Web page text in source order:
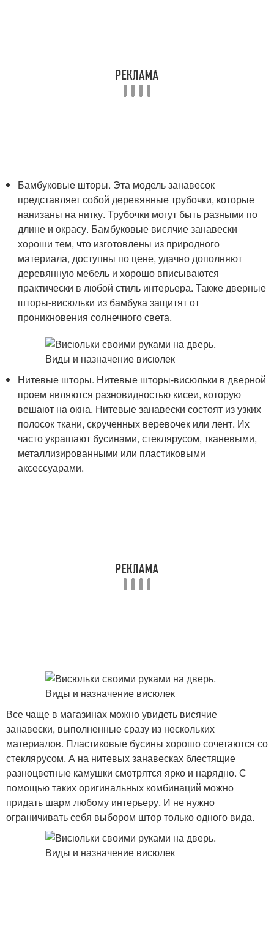
Бамбуковые шторы. Эта модель занавесок
представляет собой деревянные трубочки, которые
нанизаны на нитку. Трубочки могут быть разными по
длине и окрасу. Бамбуковые висячие занавески
хороши тем, что изготовлены из природного
материала, доступны по цене, удачно дополняют
деревянную мебель и хорошо вписываются
практически в любой стиль интерьера. Также дверные
шторы-висюльки из бамбука защитят от
проникновения солнечного света.
Нитевые шторы. Нитевые шторы-висюльки в дверной
проем являются разновидностью кисеи, которую
вешают на окна. Нитевые занавески состоят из узких
полосок ткани, скрученных веревочек или лент. Их
часто украшают бусинами, стеклярусом, тканевыми,
металлизированными или пластиковыми
аксессуарами.
Все чаще в магазинах можно увидеть висячие
занавески, выполненные сразу из нескольких
материалов. Пластиковые бусины хорошо сочетаются со
стеклярусом. А на нитевых занавесках блестящие
разноцветные камушки смотрятся ярко и нарядно. С
помощью таких оригинальных комбинаций можно
придать шарм любому интерьеру. И не нужно
ограничивать себя выбором штор только одного вида.